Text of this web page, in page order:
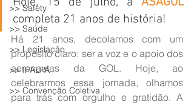
>> Safety
>> Saúde
>> Legislação
>> IFALPA
>> Convenção Coletiva
completa 21 anos de história!
Há 21 anos, decolamos com um
propósito claro: ser a voz e o apoio dos
aeronautas da GOL. Hoje, ao
celebrarmos essa jornada, olhamos
para trás com orgulho e gratidão. A